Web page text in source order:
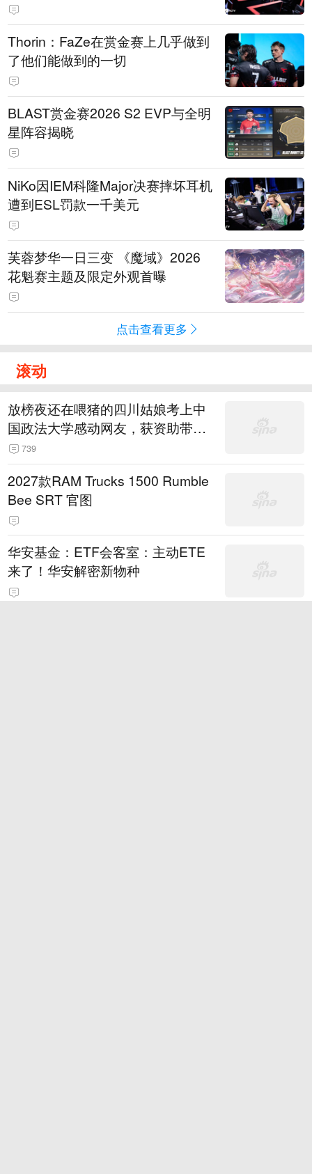
Thorin：FaZe在赏金赛上几乎做到
了他们能做到的一切
BLAST赏金赛2026 S2 EVP与全明
星阵容揭晓
NiKo因IEM科隆Major决赛摔坏耳机
遭到ESL罚款一千美元
芙蓉梦华一日三变 《魔域》2026
花魁赛主题及限定外观首曝
点击查看更多
滚动
放榜夜还在喂猪的四川姑娘考上中
国政法大学感动网友，获资助带父
母赴北京“看世界”
739
2027款RAM Trucks 1500 Rumble
Bee SRT 官图
华安基金：ETF会客室：主动ETE
来了！华安解密新物种